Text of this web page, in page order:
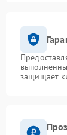
защищает